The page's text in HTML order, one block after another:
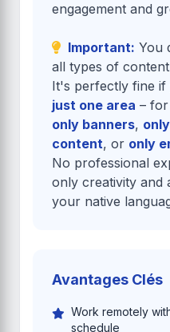
engagement and
Important: You
all types of
It's perfectly fine
just one area –
only banners,
content, or only
No professional
only creativity and
your native
Avantages Clés
Work remotely
schedule